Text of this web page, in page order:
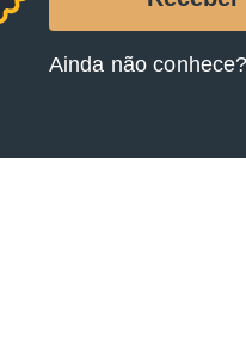
Ainda não conhece?